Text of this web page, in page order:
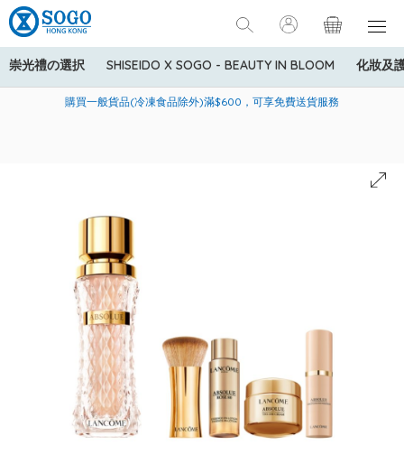
崇光禮の選択 SHISEIDO X SOGO - BEAUTY IN BLOOM 化妝及
美國運通Explorer®信用卡會員購物禮遇：高達5%簽賬回贈！
購買一般貨品(冷凍食品除外)滿$600，可享免費送貨服務
寄送中國內地服務只適用於指定商品，若訂單金額少於HK$600(折